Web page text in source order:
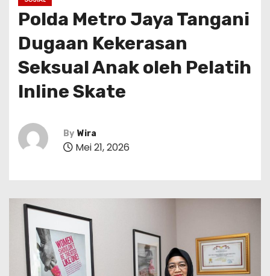
Polda Metro Jaya Tangani
Dugaan Kekerasan
Seksual Anak oleh Pelatih
Inline Skate
By Wira
Mei 21, 2026